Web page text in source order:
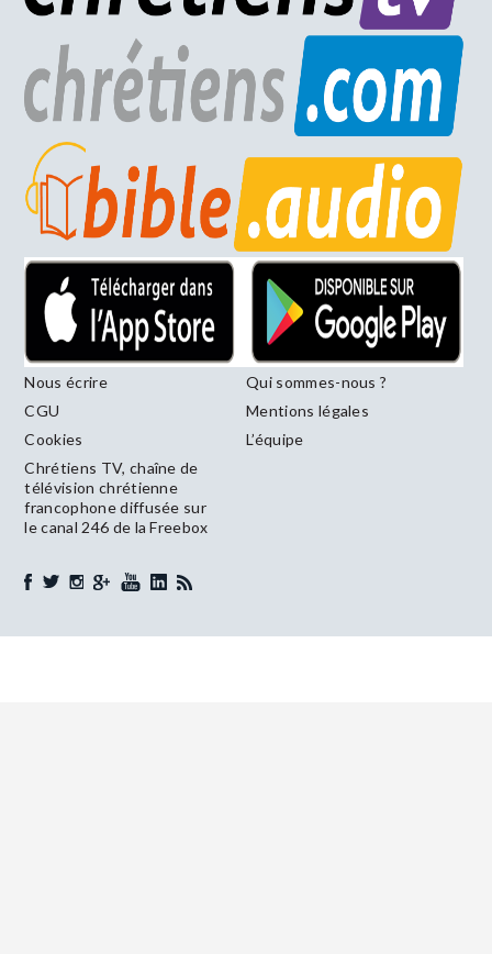
Nous écrire
Qui sommes-nous ?
CGU
Mentions légales
Cookies
L’équipe
Chrétiens TV, chaîne de
télévision chrétienne
francophone diffusée sur
le canal 246 de la Freebox